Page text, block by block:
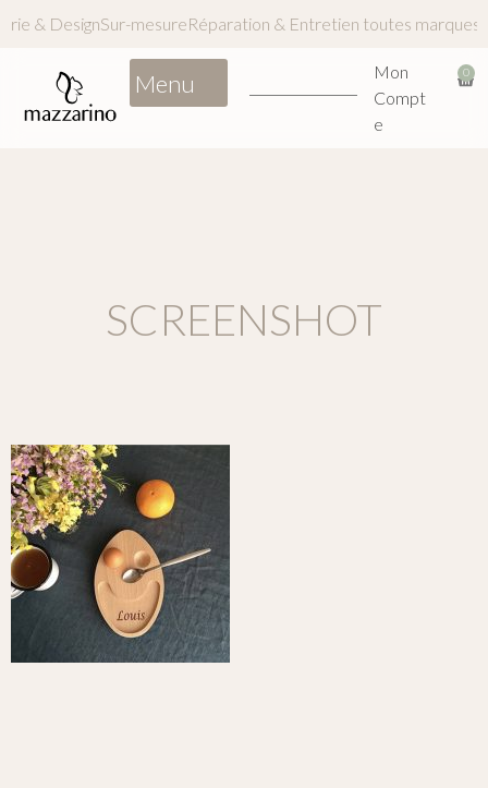
& DesignSur-mesureRéparation & Entretien toutes
Mon
Compt
e
0
SCREENSHOT